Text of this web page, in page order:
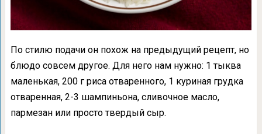
По стилю подачи он похож на предыдущий рецепт, но
блюдо совсем другое. Для него нам нужно: 1 тыква
маленькая, 200 г риса отваренного, 1 куриная грудка
отваренная, 2-3 шампиньона, сливочное масло,
пармезан или просто твердый сыр.